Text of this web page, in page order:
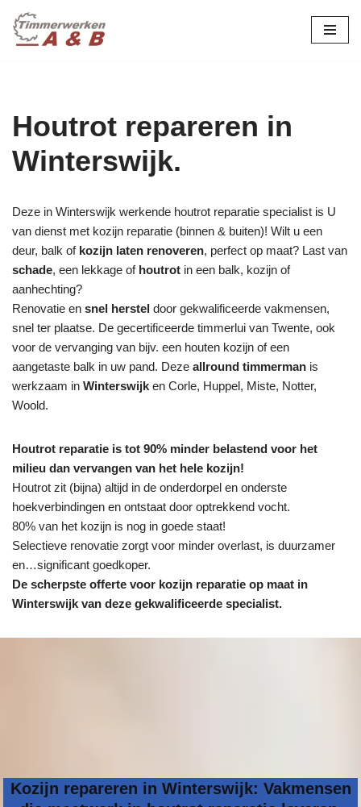
Ga
Houtrot repareren in
Winterswijk.
Deze in Winterswijk werkende houtrot reparatie specialist is U
van dienst met kozijn reparatie (binnen & buiten)! Wilt u een
deur, balk of kozijn laten renoveren, perfect op maat? Last van
schade, een lekkage of houtrot in een balk, kozijn of
aanhechting?
Renovatie en snel herstel door gekwalificeerde vakmensen,
snel ter plaatse. De gecertificeerde timmerlui van Twente, ook
voor de vervanging van bijv. een houten kozijn of een
aangetaste balk in uw pand. Deze allround timmerman is
werkzaam in Winterswijk en Corle, Huppel, Miste, Notter,
Woold.
Houtrot reparatie is tot 90% minder belastend voor het
milieu dan vervangen van het hele kozijn!
Houtrot zit (bijna) altijd in de onderdorpel en onderste
hoekverbindingen en ontstaat door optrekkend vocht.
80% van het kozijn is nog in goede staat!
Selectieve renovatie zorgt voor minder overlast, is duurzamer
en…significant goedkoper.
De scherpste offerte voor kozijn reparatie op maat in
Winterswijk van deze gekwalificeerde specialist.
Kozijn repareren in Winterswijk: Vakmensen